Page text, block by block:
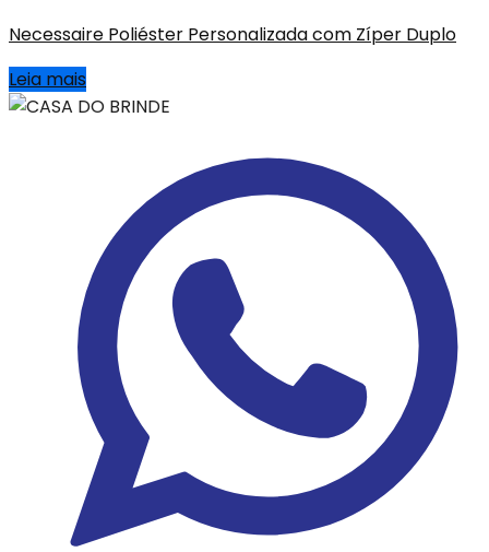
Necessaire Poliéster Personalizada com Zíper Duplo
Leia mais